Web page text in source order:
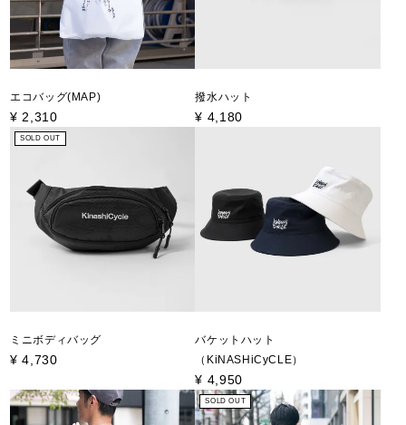
エコバッグ(MAP)
¥ 2,310
撥水ハット
¥ 4,180
SOLD OUT
ミニボディバッグ
¥ 4,730
バケットハット
（KiNASHiCyCLE）
¥ 4,950
SOLD OUT